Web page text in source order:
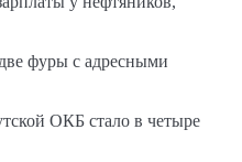
фуры с адресными
ОКБ стало в четыре